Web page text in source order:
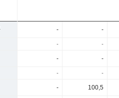
- -
- -
- -
- -
- 100,5